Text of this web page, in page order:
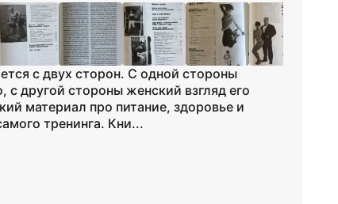
с двух сторон. С одной стороны
другой стороны женский взгляд его
материал про питание, здоровье и
тренинга. Кни...